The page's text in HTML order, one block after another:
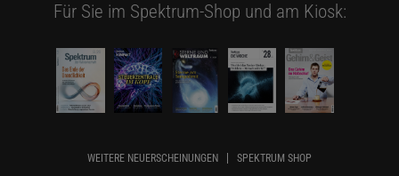
Für Sie im Spektrum-Shop und am Kiosk:
WEITERE NEUERSCHEINUNGEN SPEKTRUM SHOP